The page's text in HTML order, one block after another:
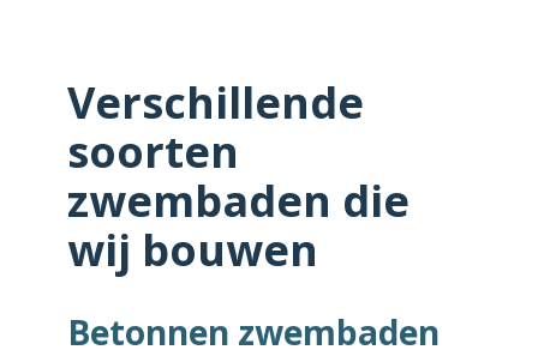
Verschillende
soorten
zwembaden die
wij bouwen
Betonnen zwembaden